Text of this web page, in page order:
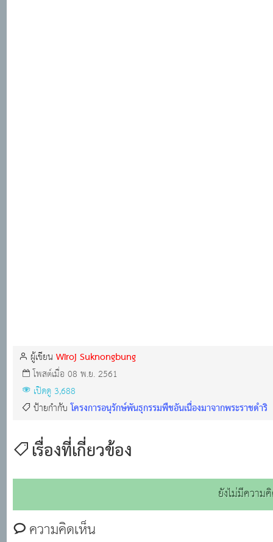
ผู้เขียนWiroj Suknongbung
โพสต์เมื่อ 08 พ.ย. 2561
เปิดดู 3,688
ป้ายกำกับโครงการอนุรักษ์พันธุกรรมพืชอันเนื่องมาจากพระราชดำริ
เรื่องที่เกี่ยวข้อง
ยังไม่มีความ
ความคิดเห็น